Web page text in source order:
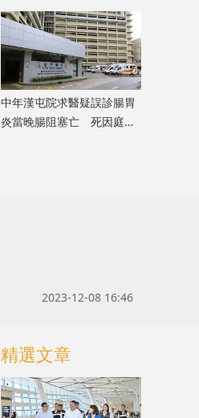
中年漢屯院求醫疑誤診腸胃
炎當晚腸阻塞亡 死因庭展
2023-12-08 16:46
精選文章